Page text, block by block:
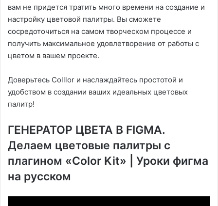
вам не придется тратить много времени на создание и
настройку цветовой палитры. Вы сможете
сосредоточиться на самом творческом процессе и
получить максимальное удовлетворение от работы с
цветом в вашем проекте.
Доверьтесь Colllor и наслаждайтесь простотой и
удобством в создании ваших идеальных цветовых
палитр!
ГЕНЕРАТОР ЦВЕТА В FIGMA.
Делаем цветовые палитры с
плагином «Color Kit» | Уроки фигма
на русском